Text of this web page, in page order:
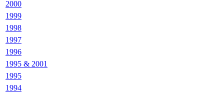
2000
1999
1998
1997
1996
1995 & 2001
1995
1994